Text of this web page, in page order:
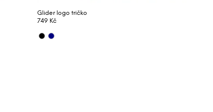
Glider logo tričko
749 Kč